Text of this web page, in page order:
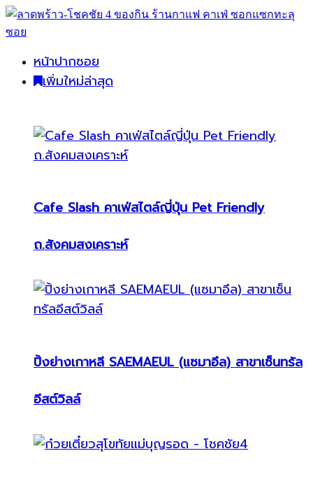
หน้าปากซอย
เพิ่มใหม่ล่าสุด
Cafe Slash คาเฟ่สไตล์ญี่ปุ่น Pet Friendly
ถ.สังคมสงเคราะห์
ปิ้งย่างเกาหลี SAEMAEUL (แซมาอึล) สาขาเซ็นทรัล
อีสต์วิลล์